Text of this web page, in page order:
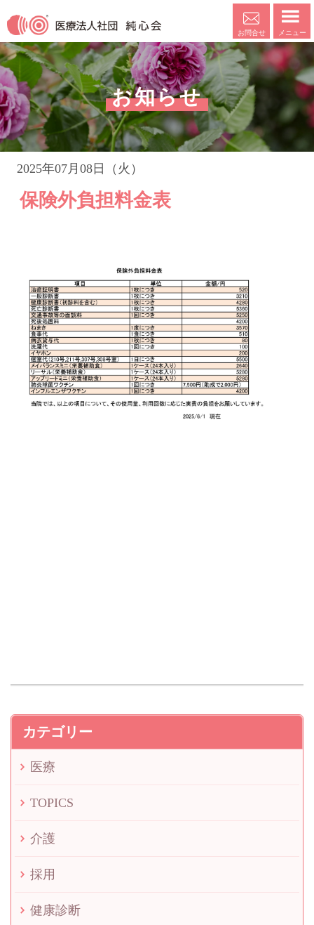
メニュー
お問合せ
お知らせ
2025年07月08日（火）
保険外負担料金表
カテゴリー
医療
TOPICS
介護
採用
健康診断